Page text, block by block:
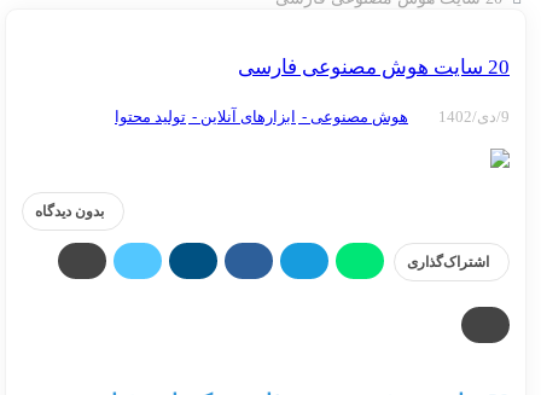
هوش مصنوعی -ابزارهای آنلاین - تولید محتوا
بدون دیدگاه
اشتراک‌گذاری